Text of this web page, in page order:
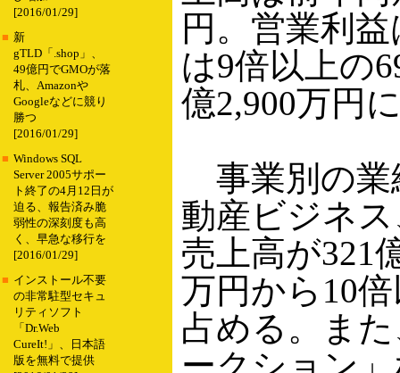
[2016/01/29]
■ 新
gTLD「.shop」、
49億円でGMOが落
札、Amazonや
Googleなどに競り
勝つ
[2016/01/29]
■ Windows SQL
Server 2005サポー
ト終了の4月12日が
迫る、報告済み脆
弱性の深刻度も高
く、早急な移行を
[2016/01/29]
■ インストール不要
の非常駐型セキュ
リティソフト
「Dr.Web
CureIt!」、日本語
版を無料で提供
円。営業利
は9倍以上の
億2,900万円
事業別の業
動産ビジネ
売上高が321
万円から10
占める。ま